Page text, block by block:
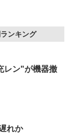
ンキング
レン"が機器撤
れか